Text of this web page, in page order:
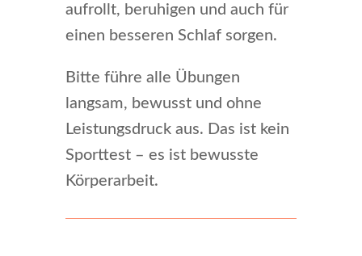
aufrollt, beruhigen und auch für
einen besseren Schlaf sorgen.
Bitte führe alle Übungen
langsam, bewusst und ohne
Leistungsdruck aus. Das ist kein
Sporttest – es ist bewusste
Körperarbeit.